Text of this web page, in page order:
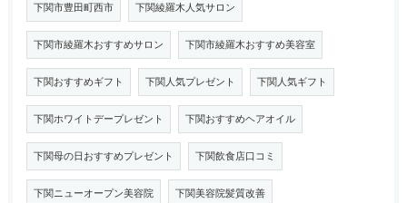
下関市豊田町西市 下関綾羅木人気サロン
下関市綾羅木おすすめサロン 下関市綾羅木おすすめ美容室
下関おすすめギフト 下関人気プレゼント 下関人気ギフト
下関ホワイトデープレゼント 下関おすすめヘアオイル
下関母の日おすすめプレゼント 下関飲食店口コミ
下関ニューオープン美容院 下関美容院髪質改善